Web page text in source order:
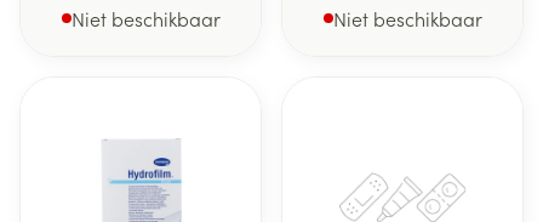
Niet beschikbaar Niet beschikbaar